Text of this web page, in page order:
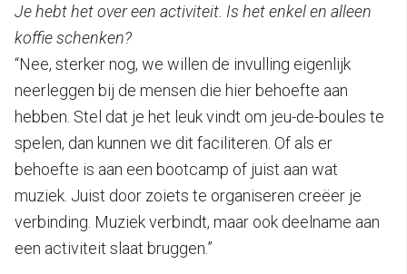
Je hebt het over een activiteit. Is het enkel en alleen
koffie schenken?
“Nee, sterker nog, we willen de invulling eigenlijk
neerleggen bij de mensen die hier behoefte aan
hebben. Stel dat je het leuk vindt om jeu-de-boules te
spelen, dan kunnen we dit faciliteren. Of als er
behoefte is aan een bootcamp of juist aan wat
muziek. Juist door zoiets te organiseren creëer je
verbinding. Muziek verbindt, maar ook deelname aan
een activiteit slaat bruggen.”